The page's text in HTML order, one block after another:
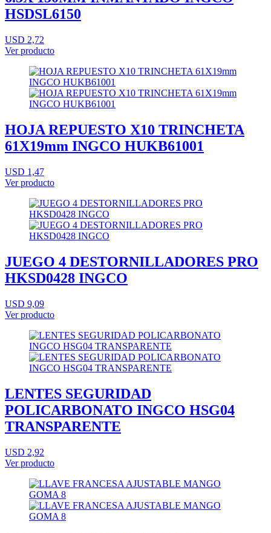
HSDSL6150
USD 2,72
Ver producto
HOJA REPUESTO X10 TRINCHETA
61X19mm INGCO HUKB61001
USD 1,47
Ver producto
JUEGO 4 DESTORNILLADORES PRO
HKSD0428 INGCO
USD 9,09
Ver producto
LENTES SEGURIDAD
POLICARBONATO INGCO HSG04
TRANSPARENTE
USD 2,92
Ver producto